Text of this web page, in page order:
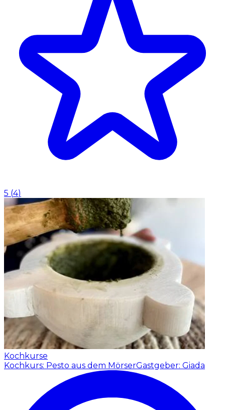
5 (4)
Kochkurse
Kochkurs: Pesto aus dem MörserGastgeber: Giada